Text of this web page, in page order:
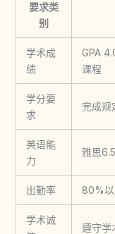
要求类
别
学术成
绩
GPA
课程
学分要
求
完成规
英语能
力
雅思
出勤率 80%
学术诚
遵守学